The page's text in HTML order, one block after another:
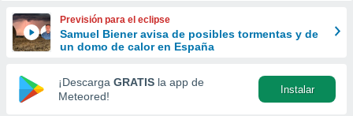
y
forma
digital
basada
Previsión para el eclipse
Samuel Biener avisa de posibles tormentas y de
un domo de calor en España
¡Descarga GRATIS la app de
Meteored!
Instalar